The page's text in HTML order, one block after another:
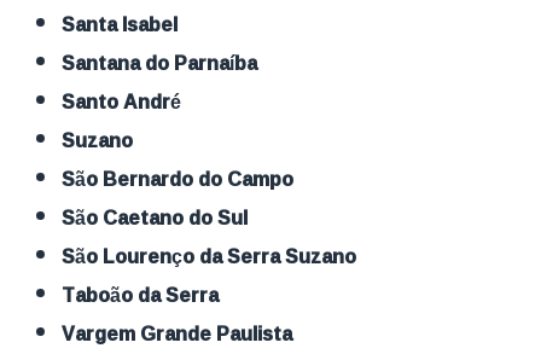
Santa Isabel
Santana do Parnaíba
Santo André
Suzano
São Bernardo do Campo
São Caetano do Sul
São Lourenço da Serra Suzano
Taboão da Serra
Vargem Grande Paulista